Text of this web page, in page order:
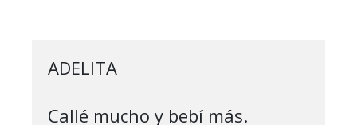
ADELITA
Callé mucho y bebí más.